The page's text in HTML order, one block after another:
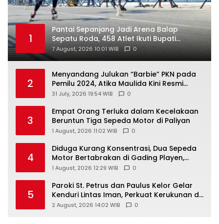
1
Pantai Sepanjang Jadi Arena Balap
Sepatu Roda, 458 Atlet Ikuti Bupati
Gunungkidul Cup III
7 August, 2026 10:01 WIB 0
2
Menyandang Julukan “Barbie” PKN pada
Pemilu 2024, Atika Maulida Kini Resmi
Menjabat Sekretaris PIMDA PKN DIY
31 July, 2026 19:54 WIB 0
3
Empat Orang Terluka dalam Kecelakaan
Beruntun Tiga Sepeda Motor di Paliyan
1 August, 2026 11:02 WIB 0
4
Diduga Kurang Konsentrasi, Dua Sepeda
Motor Bertabrakan di Gading Playen,
Mahasiswi Meninggal
1 August, 2026 12:29 WIB 0
5
Paroki St. Petrus dan Paulus Kelor Gelar
Kenduri Lintas Iman, Perkuat Kerukunan di
Gunungkidul
2 August, 2026 14:02 WIB 0